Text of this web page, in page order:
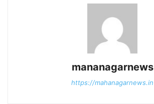
mananagarnews
https://mahanagarnews.in